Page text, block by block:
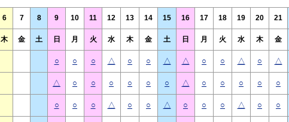
6 7 8 9 10 11 12 13 14 15 16 17 18 19 20 21
木 金 土 日 月 火 水 木 金 土 日 月 火 水 木 金
○ ○ ○ △ ○ ○ △ △ ○ ○ △ ○ △
△ ○ ○ ○ ○ ○ ○ △ ○ ○ ○ ○ ○
○ ○ ○ △ ○ ○ △ ○ ○ ○ △ ○ ○